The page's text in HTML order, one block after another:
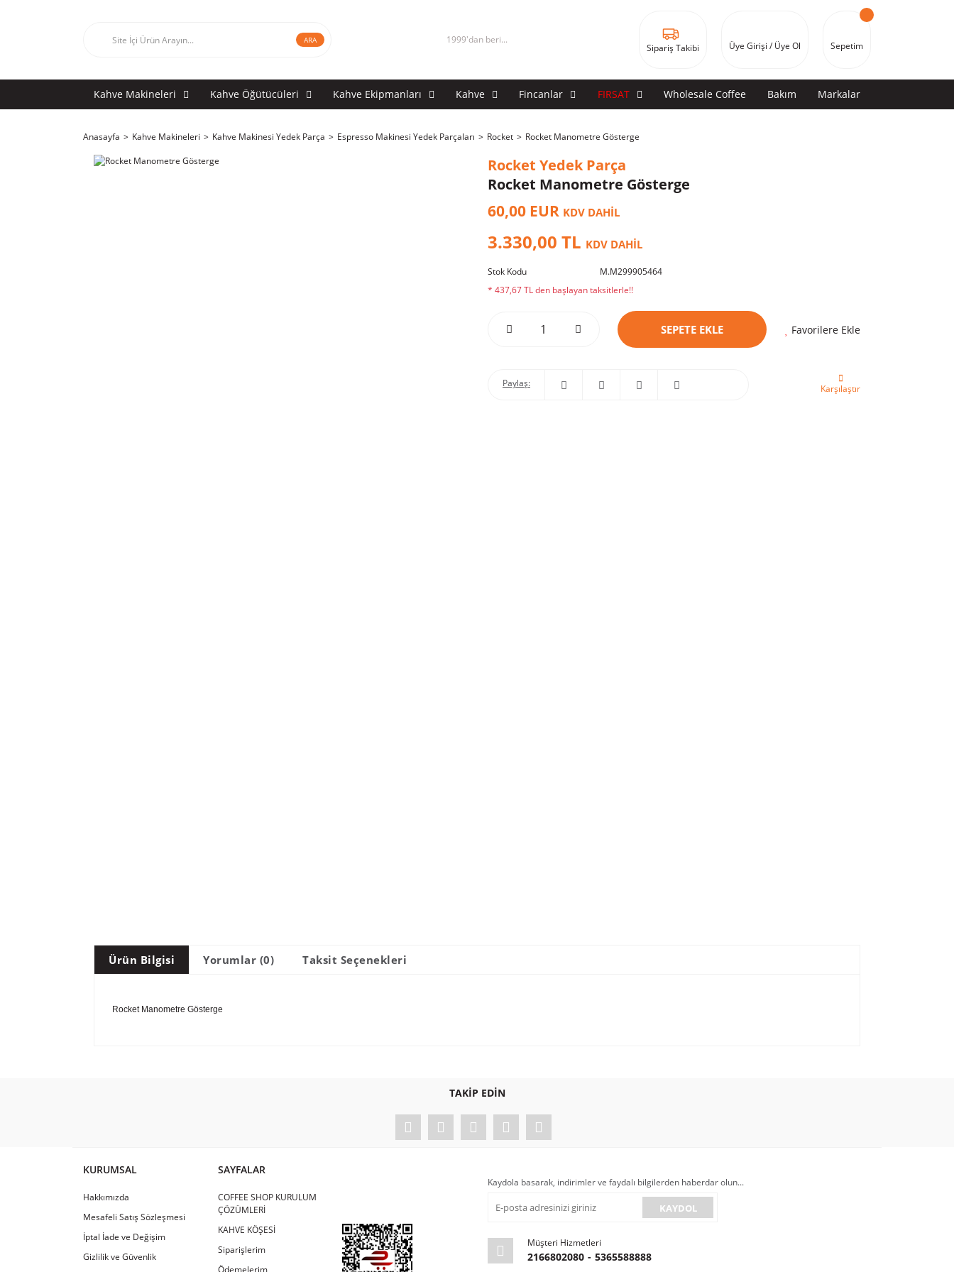
ARA 1999'dan beri...
Sipariş Takibi Üye Girişi / Üye Ol Sepetim
Kahve Makineleri Kahve Öğütücüleri Kahve Ekipmanları Kahve Fincanlar FIRSAT Wholesale Coffee Bakım Markalar
Anasayfa Kahve Makineleri Kahve Makinesi Yedek Parça Espresso Makinesi Yedek Parçaları Rocket Rocket Manometre Gösterge
Rocket Yedek Parça
Rocket Manometre Gösterge
60,00 EUR KDV DAHİL
3.330,00 TL KDV DAHİL
Stok Kodu
M.M299905464
* 437,67 TL den başlayan taksitlerle!!
SEPETE EKLE Favorilere Ekle
Paylaş: Karşılaştır
Ürün Bilgisi Yorumlar (0) Taksit Seçenekleri
Rocket Manometre Gösterge
TAKİP EDİN
KURUMSAL
Hakkımızda
Mesafeli Satış Sözleşmesi
İptal İade ve Değişim
Gizlilik ve Güvenlik
SAYFALAR
COFFEE SHOP KURULUM
ÇÖZÜMLERİ
KAHVE KÖŞESİ
Siparişlerim
Ödemelerim
Kaydola basarak, indirimler ve faydalı bilgilerden haberdar olun...
KAYDOL
Müşteri Hizmetleri
2166802080 - 5365588888